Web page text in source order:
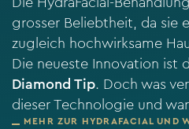
grosser Beliebtheit, da sie
zugleich hochwirksame
Die neueste Innovation ist
Diamond Tip. Doch was
dieser Technologie und
MEHR ZUR HYDRAFACIAL UND